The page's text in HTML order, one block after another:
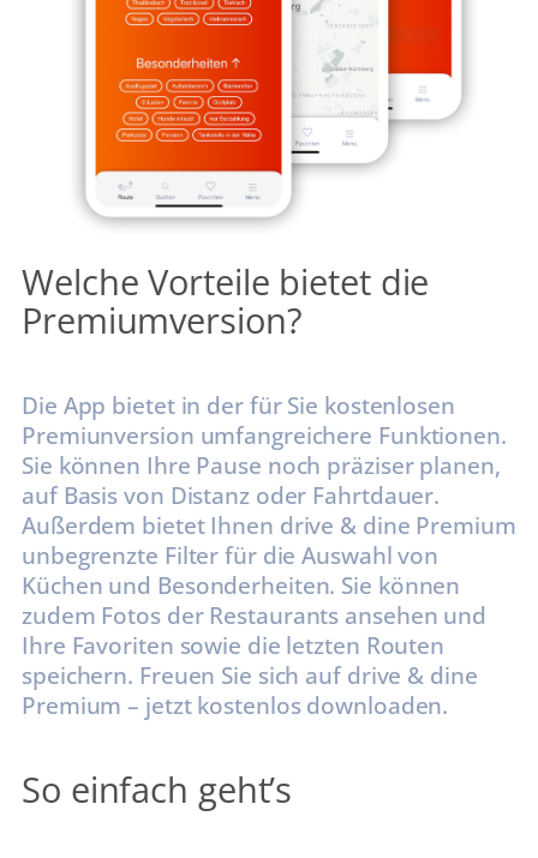
Welche Vorteile bietet die
Premiumversion?
Die App bietet in der für Sie kostenlosen
Premiunversion umfangreichere Funktionen.
Sie können Ihre Pause noch präziser planen,
auf Basis von Distanz oder Fahrtdauer.
Außerdem bietet Ihnen drive & dine Premium
unbegrenzte Filter für die Auswahl von
Küchen und Besonderheiten. Sie können
zudem Fotos der Restaurants ansehen und
Ihre Favoriten sowie die letzten Routen
speichern. Freuen Sie sich auf drive & dine
Premium – jetzt kostenlos downloaden.
So einfach geht’s